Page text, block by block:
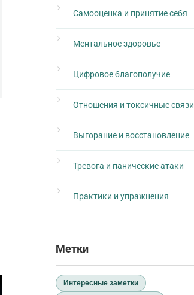
Самооценка и принятие себя
Ментальное здоровье
Цифровое благополучие
Отношения и токсичные связи
Выгорание и восстановление
Тревога и панические атаки
Практики и упражнения
Метки
Интересные заметки